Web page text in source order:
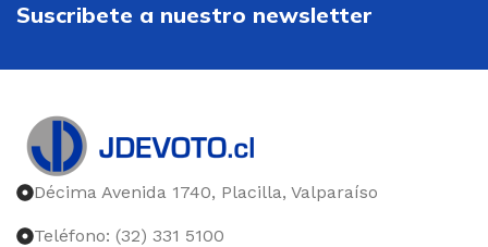
Suscribete a nuestro newsletter
Décima Avenida 1740, Placilla, Valparaíso
Teléfono: (32) 331 5100